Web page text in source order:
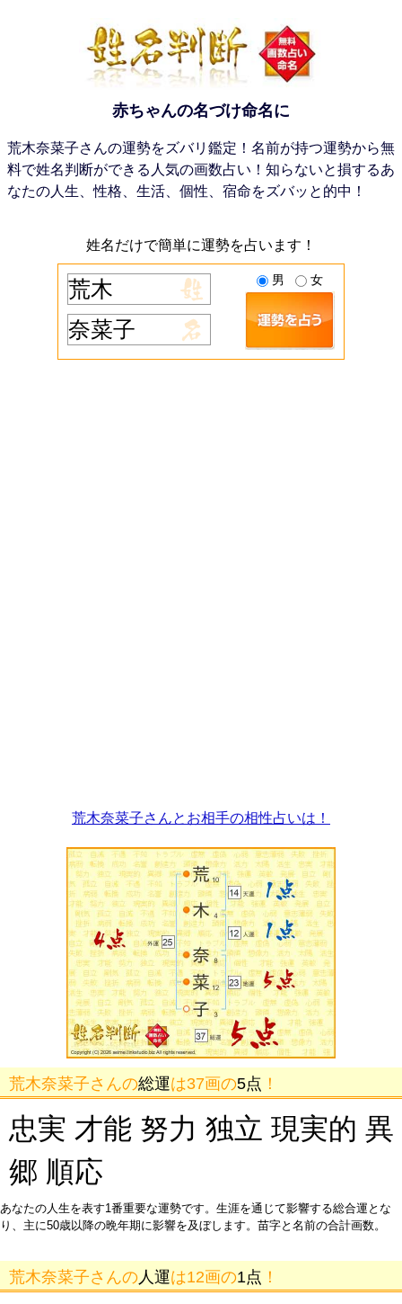
赤ちゃんの名づけ命名に
荒木奈菜子さんの運勢をズバリ鑑定！名前が持つ運勢から無
料で姓名判断ができる人気の画数占い！知らないと損するあ
なたの人生、性格、生活、個性、宿命をズバッと的中！
姓名だけで簡単に運勢を占います！
男 女
荒木奈菜子さんとお相手の相性占いは！
荒木奈菜子さんの総運は37画の5点 ！
忠実 才能 努力 独立 現実的 異
郷 順応
あなたの人生を表す1番重要な運勢です。生涯を通じて影響する総合運とな
り、主に50歳以降の晩年期に影響を及ぼします。苗字と名前の合計画数。
荒木奈菜子さんの 人運は12画の1点 ！